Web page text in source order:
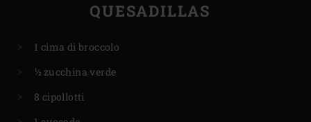
QUESADILLAS
1 cima di broccolo
½ zucchina verde
8 cipollotti